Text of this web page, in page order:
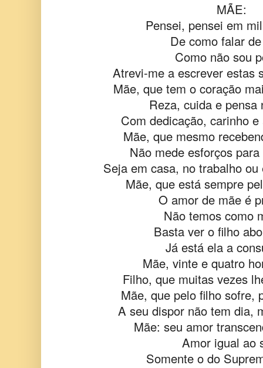
MÃE:
Pensei, pensei em
De como falar
Como não sou
Atrevi-me a escrever estas
Mãe, que tem o coração
Reza, cuida e pensa
Com dedicação, carinho
Mãe, que mesmo
Não mede esforços
Seja em casa, no trabalho
Mãe, que está sempre
O amor de mãe é
Não temos como
Basta ver o filho
Já está ela a
Mãe, vinte e quatro
Filho, que muitas vezes
Mãe, que pelo filho sofre,
A seu dispor não tem dia,
Mãe: seu amor
Amor igual ao
Somente o do